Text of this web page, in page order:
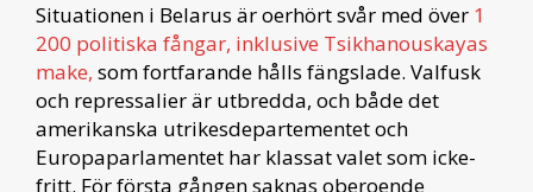
Situationen i Belarus är oerhört svår med över 1
200 politiska fångar, inklusive Tsikhanouskayas
make, som fortfarande hålls fängslade. Valfusk
och repressalier är utbredda, och både det
amerikanska utrikesdepartementet och
Europaparlamentet har klassat valet som icke-
fritt. För första gången saknas oberoende